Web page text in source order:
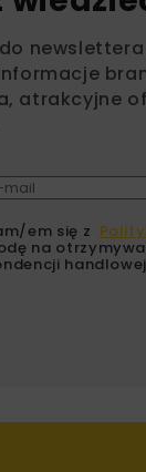
atrakcyjne
em się z
na